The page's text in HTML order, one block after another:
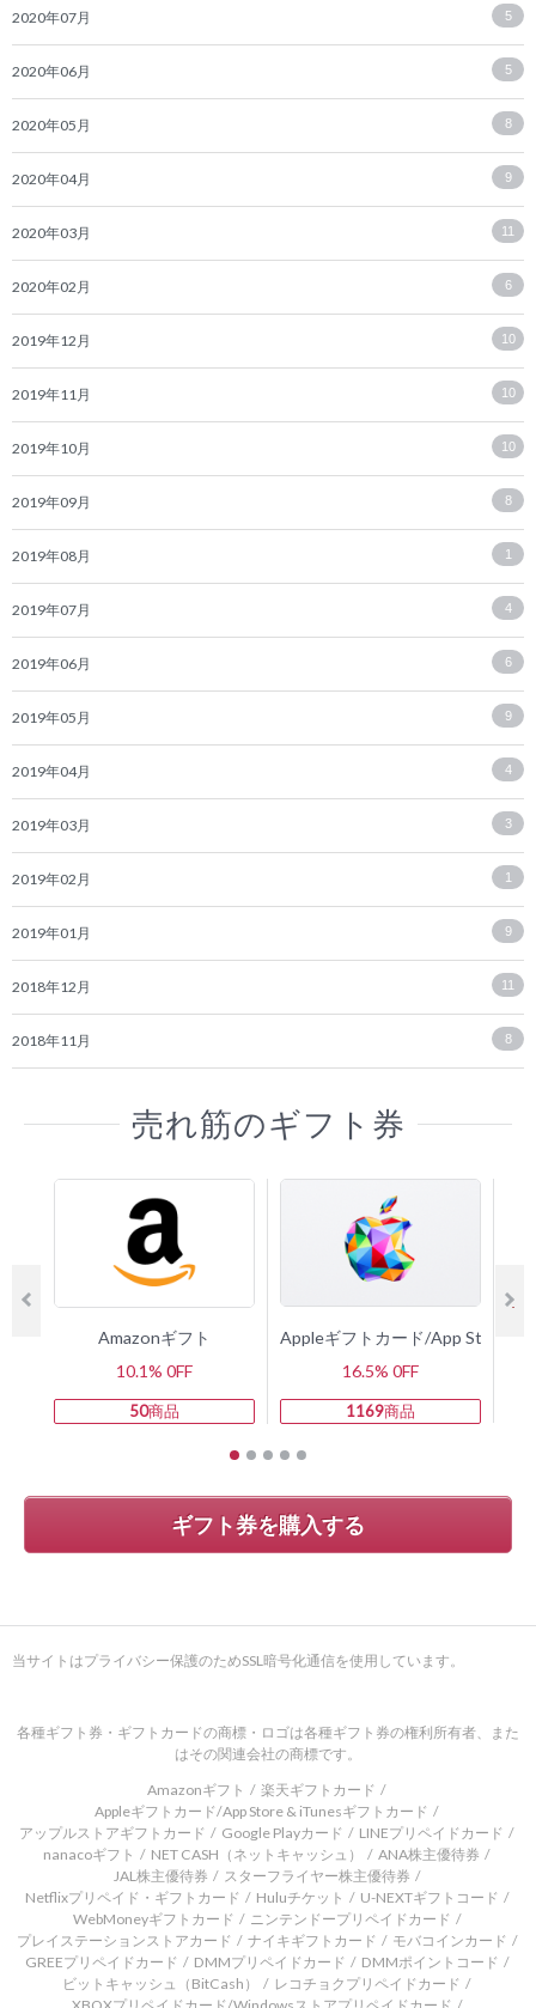
2020年07月 5
2020年06月 5
2020年05月 8
2020年04月 9
2020年03月 11
2020年02月 6
2019年12月 10
2019年11月 10
2019年10月 10
2019年09月 8
2019年08月 1
2019年07月 4
2019年06月 6
2019年05月 9
2019年04月 4
2019年03月 3
2019年02月 1
2019年01月 9
2018年12月 11
2018年11月 8
売れ筋のギフト券
Amazonギフト
10.1% 0FF
50商品
Appleギフトカード/App Store &
16.5% 0FF
1169商品
ギフト券を購入する
当サイトはプライバシー保護のためSSL暗号化通信を使用しています。
各種ギフト券・ギフトカードの商標・ロゴは各種ギフト券の権利所有者、また
はその関連会社の商標です。
Amazonギフト
楽天ギフトカード
Appleギフトカード/App Store & iTunesギフトカード
アップルストアギフトカード
Google Playカード
LINEプリペイドカード
nanacoギフト
NET CASH（ネットキャッシュ）
ANA株主優待券
JAL株主優待券
スターフライヤー株主優待券
Netflixプリペイド・ギフトカード
Huluチケット
U-NEXTギフトコード
WebMoneyギフトカード
ニンテンドープリペイドカード
プレイステーションストアカード
ナイキギフトカード
モバコインカード
GREEプリペイドカード
DMMプリペイドカード
DMMポイントコード
ビットキャッシュ（BitCash）
レコチョクプリペイドカード